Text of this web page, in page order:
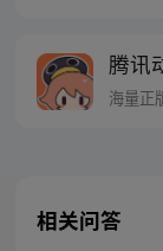
腾讯
海量正
相关问答